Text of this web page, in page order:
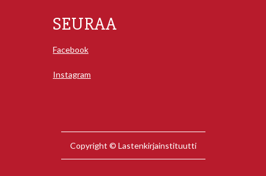
SEURAA
Facebook
Instagram
Copyright © Lastenkirjainstituutti